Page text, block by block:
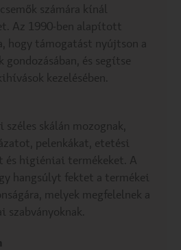
számára kínál
Az 1990-ben alapított
hogy támogatást nyújtson a
gondozásában, és segítse
kezelésében.
skálán mozognak,
pelenkákat, etetési
és higiéniai termékeket. A
hangsúlyt fektet a termékei
melyek megfelelnek a
szabványoknak.